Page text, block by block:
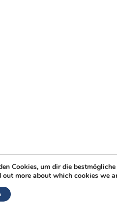
Cookies, um dir die
out more about which cookies we